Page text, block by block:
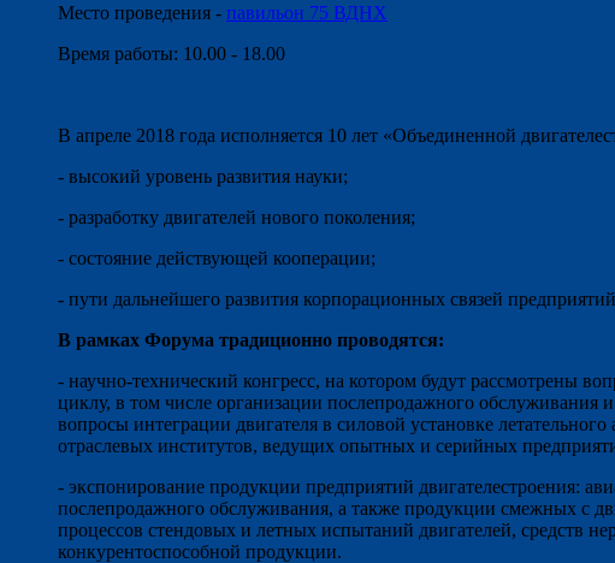
Место проведения - павильон 75 ВДНХ
Время работы: 10.00 - 18.00
В апреле 2018 года исполняется 10 лет «Объединенной
- высокий уровень развития науки;
- разработку двигателей нового поколения;
- состояние действующей кооперации;
- пути дальнейшего развития корпорационных связей
В рамках Форума традиционно проводятся:
- научно-технический конгресс, на котором будут рассмотрены
циклу, в том числе организации послепродажного обслуживания
вопросы интеграции двигателя в силовой установке
отраслевых институтов, ведущих опытных и серийных
- экспонирование продукции предприятий двигателестроения:
послепродажного обслуживания, а также продукции смежных с
процессов стендовых и летных испытаний двигателей, средств
конкурентоспособной продукции.